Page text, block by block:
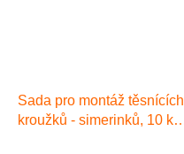
Sada pro montáž těsnících
kroužků - simerinků, 10 ks,